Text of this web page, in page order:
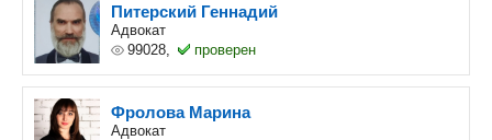
Питерский Геннадий
Адвокат
99028,
проверен
Фролова Марина
Адвокат